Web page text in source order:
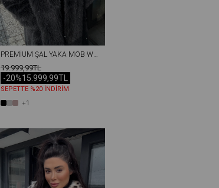
PREMIUM ŞAL YAKA MOB WİFE SUNI KÜRK MAXI KADIN KABAN SIYAH
19.999,99TL
15.999,99TL
-20%
SEPETTE %20 İNDİRİM
+1